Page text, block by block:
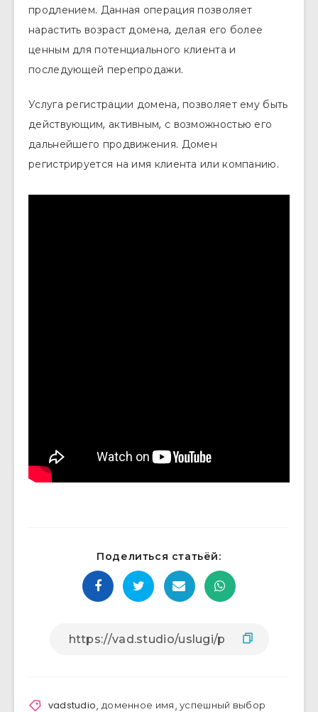
продлением. Данная операция позволяет
нарастить возраст домена, делая его более
ценным для потенциального клиента и
последующей перепродажи.
Услуга регистрации домена, позволяет ему быть
действующим, активным, с возможностью его
дальнейшего продвижения. Домен
регистрируется на имя клиента или компанию.
Поделиться статьёй:
vadstudio, доменное имя,успешный выбор